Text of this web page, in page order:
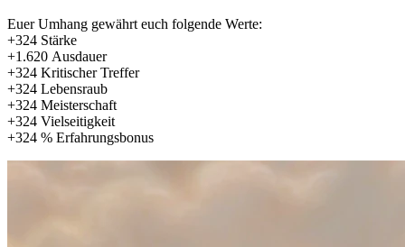
Euer Umhang gewährt euch folgende Werte:
+324 Stärke
+1.620 Ausdauer
+324 Kritischer Treffer
+324 Lebensraub
+324 Meisterschaft
+324 Vielseitigkeit
+324 % Erfahrungsbonus